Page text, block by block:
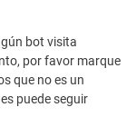
bot visita
por favor marque
que no es un
puede seguir